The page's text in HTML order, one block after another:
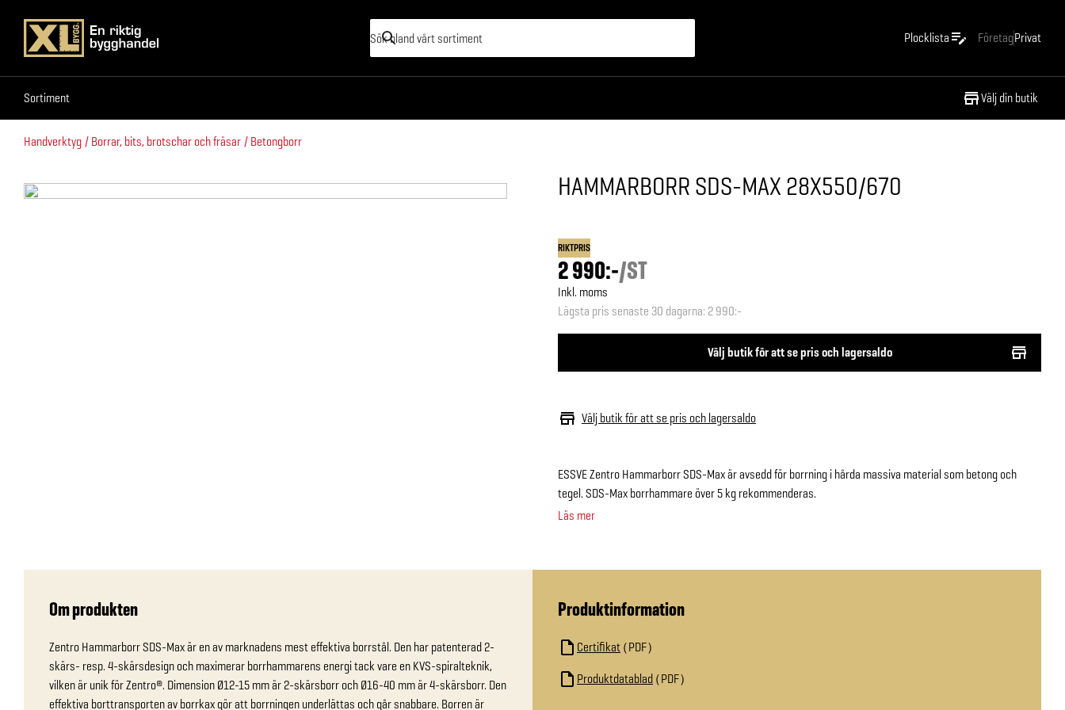
Plocklista FöretagPrivat
Sortiment Välj din butik
Sortiment
Handverktyg Borrar, bits, brotschar och fräsar Betongborr
HAMMARBORR SDS-MAX 28X550/670
RIKTPRIS
2 990:-/ST
Inkl. moms
Lägsta pris senaste 30 dagarna: 2 990:-
Välj butik för att se pris och lagersaldo
Välj butik för att se pris och lagersaldo
ESSVE Zentro Hammarborr SDS-Max är avsedd för borrning i hårda massiva material som betong och
tegel. SDS-Max borrhammare över 5 kg rekommenderas.
Läs mer
Om produkten
Zentro Hammarborr SDS-Max är en av marknadens mest effektiva borrstål. Den har patenterad 2-
skärs- resp. 4-skärsdesign och maximerar borrhammarens energi tack vare en KVS-spiralteknik,
vilken är unik för Zentro®. Dimension Ø12-15 mm är 2-skärsborr och Ø16-40 mm är 4-skärsborr. Den
effektiva borttransporten av borrkax gör att borrningen underlättas och går snabbare. Borren är
Produktinformation
Certifikat PDF
Produktdatablad PDF